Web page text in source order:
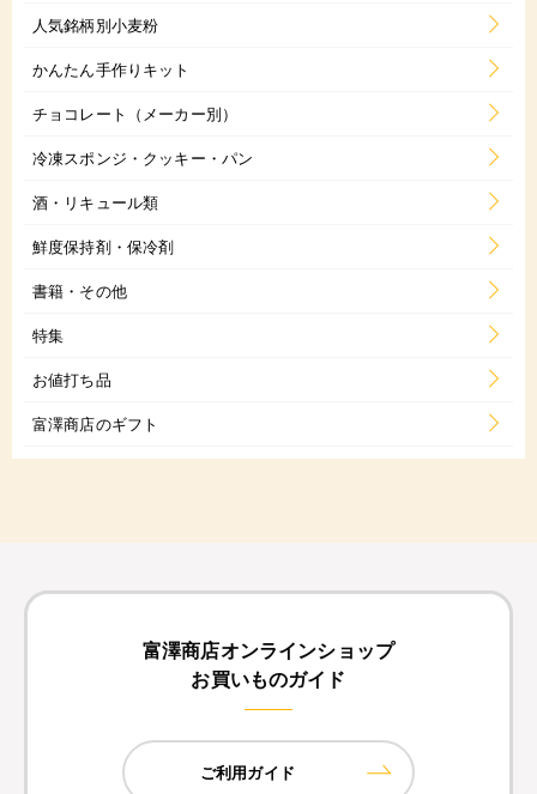
人気銘柄別小麦粉
かんたん手作りキット
チョコレート（メーカー別）
冷凍スポンジ・クッキー・パン
酒・リキュール類
鮮度保持剤・保冷剤
書籍・その他
特集
お値打ち品
富澤商店のギフト
富澤商店オンラインショップ
お買いものガイド
ご利用ガイド